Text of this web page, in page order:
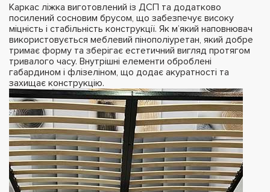
Каркас ліжка виготовлений із ДСП та додатково
посилений сосновим брусом, що забезпечує високу
міцність і стабільність конструкції. Як м’який наповнювач
використовується меблевий пінополіуретан, який добре
тримає форму та зберігає естетичний вигляд протягом
тривалого часу. Внутрішні елементи оброблені
габардином і флізеліном, що додає акуратності та
захищає конструкцію.